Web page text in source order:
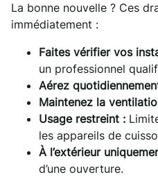
La bonne nouvelle ? Ces
immédiatement :
Faites vérifier vos
un professionnel
Aérez
Maintenez la
Usage restreint :
les appareils de
À l’extérieur
d’une ouverture.